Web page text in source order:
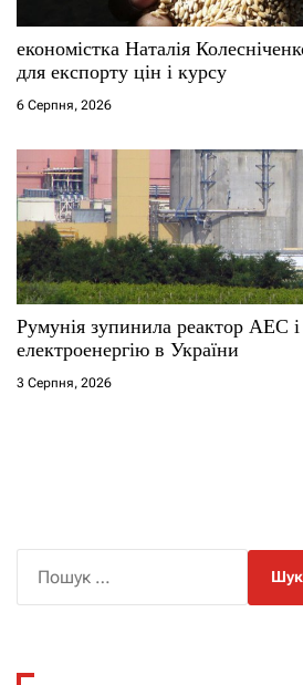
економістка Наталія
для експорту цін і курсу
6 Серпня, 2026
Румунія зупинила реактор АЕС
електроенергію в України
3 Серпня, 2026
к